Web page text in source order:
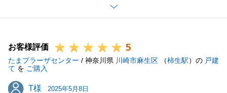
また、ご相談事ございましたらお気軽にお申し付けく
ださい。
閉じる
お客様評価 5
たまプラーザセンター / 神奈川県 川崎市麻生区 （柿生駅）の 戸建
て を ご購入
T様
T様 2025年5月8日